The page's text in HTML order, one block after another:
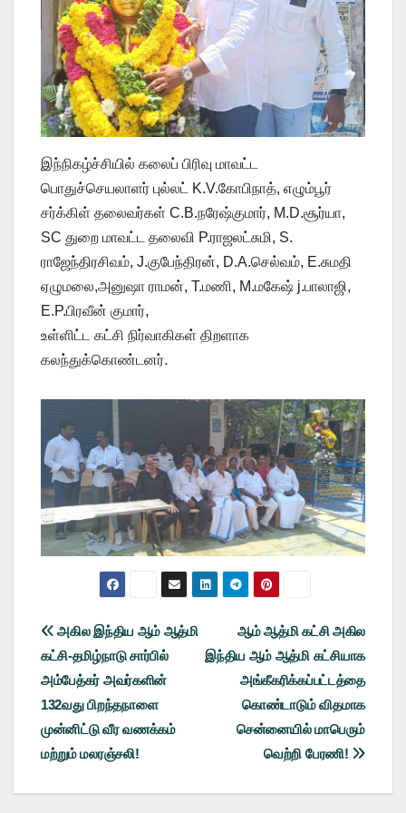
இந்நிகழ்ச்சியில் கலைப் பிரிவு மாவட்ட
பொதுச்செயலாளர் புல்லட் K.V.கோபிநாத், எழும்பூர்
சர்க்கிள் தலைவர்கள் C.B.நரேஷ்குமார், M.D.சூர்யா,
SC துறை மாவட்ட தலைவி P.ராஜலட்சுமி, S.
ராஜேந்திரசிவம், J.குபேந்திரன், D.A.செல்வம், E.சுமதி
ஏழுமலை,அனுஷா ராமன், T.மணி, M.மகேஷ் j.பாலாஜி,
E.P.பிரவீன் குமார்,
உள்ளிட்ட கட்சி நிர்வாகிகள் திறளாக
கலந்துக்கொண்டனர்.
Post
navigation
ஆம் ஆத்மி கட்சி அகில
இந்திய ஆம் ஆத்மி கட்சியாக
அங்கீகரிக்கப்பட்டத்தை
கொண்டாடும் விதமாக
சென்னையில் மாபெரும்
வெற்றி பேரணி!
அகில இந்திய ஆம் ஆத்மி
கட்சி-தமிழ்நாடு சார்பில்
அம்பேத்கர் அவர்களின்
132வது பிறந்தநாளை
முன்னிட்டு வீர வணக்கம்
மற்றும் மலரஞ்சலி!